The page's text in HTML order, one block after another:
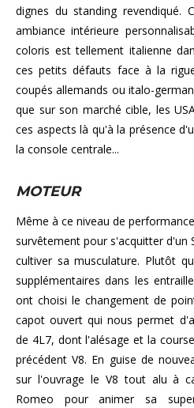
dignes du standing revendiqué.
ambiance intérieure
coloris est tellement italienne
ces petits défauts face à la
coupés allemands ou italo-
que sur son marché cible, les
ces aspects là qu'à la présence
la console centrale...
MOTEUR
Même à ce niveau de
survêtement pour s'acquitter d'un
cultiver sa musculature. Plutôt
supplémentaires dans les
ont choisi le changement de
capot ouvert qui nous permet
de 4L7, dont l'alésage et la
précédent V8. En guise de
sur l'ouvrage le V8 tout alu à
Romeo pour animer sa